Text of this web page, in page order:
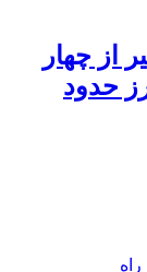
از چهار
حدود